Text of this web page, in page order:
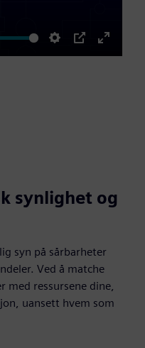
Settings
PIP
Enter
synlighet og
syn på sårbarheter
Ved å matche
med ressursene dine,
uansett hvem som